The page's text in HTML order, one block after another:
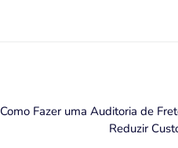
Como Fazer uma Auditoria de
Reduzir